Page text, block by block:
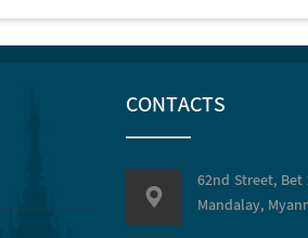
CONTACTS
62nd Street,
Mandalay,